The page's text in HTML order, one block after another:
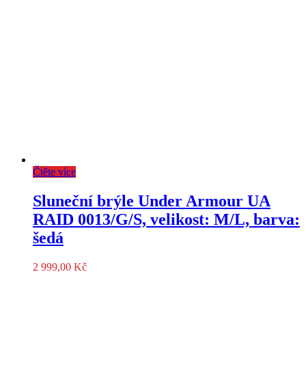
Čtěte více
Sluneční brýle Under Armour UA
RAID 0013/G/S, velikost: M/L, barva:
šedá
2 999,00 Kč